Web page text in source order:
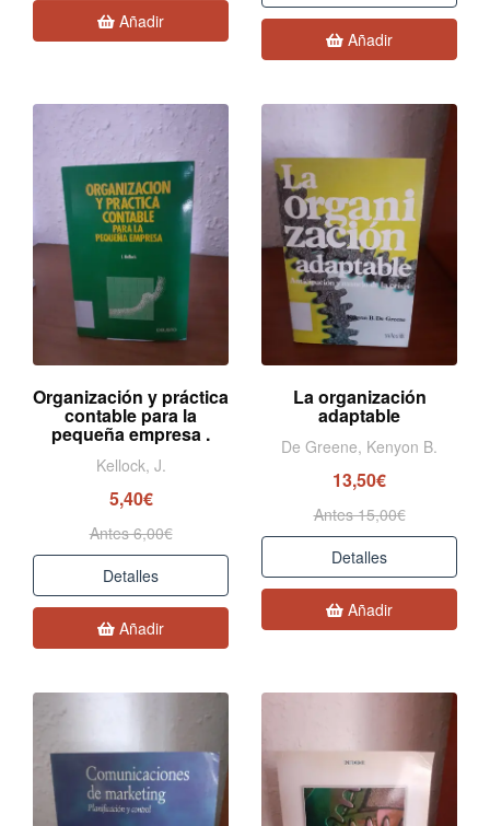
Añadir
Añadir
Organización y práctica
contable para la
pequeña empresa .
Kellock, J.
5,40€
Antes 6,00€
Detalles
Añadir
La organización
adaptable
De Greene, Kenyon B.
13,50€
Antes 15,00€
Detalles
Añadir